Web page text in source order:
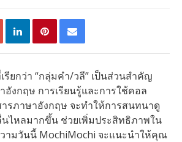
รียกว่า “กลุ่มคำ/วลี” เป็นส่วนสำคัญ
อังกฤษ การเรียนรู้และการใช้คอล
รภาษาอังกฤษ จะทำให้การสนทนาดู
ไหลมากขึ้น ช่วยเพิ่มประสิทธิภาพใน
ามวันนี้ MochiMochi จะแนะนำให้คุณ